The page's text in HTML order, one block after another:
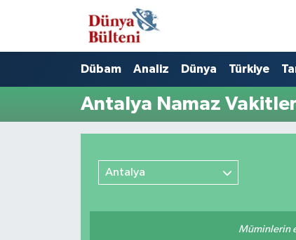
Dübam Analiz Dünya Türkiye
Antalya Namaz
Antalya
Müminlerin
Nöbetçi Eczaneler
Hava Durumu
Namaz Vakitleri
Trafik Durumu